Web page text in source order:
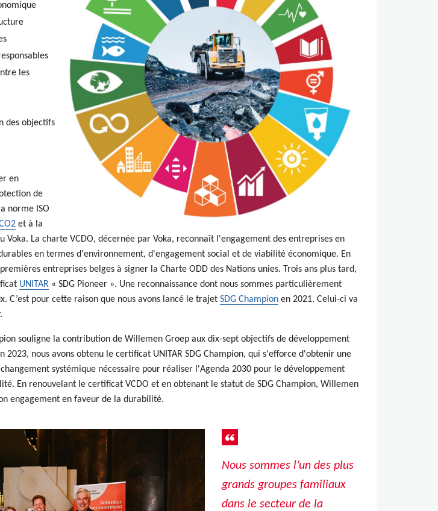
les
des objectifs
en
de
norme ISO
et à la
Voka. La charte VCDO, décernée par Voka, reconnaît l'engagement des entreprises en
en termes d'environnement, d'engagement social et de viabilité économique. En
entreprises belges à signer la Charte ODD des Nations unies. Trois ans plus tard,
UNITAR « SDG Pioneer ». Une reconnaissance dont nous sommes particulièrement
C’est pour cette raison que nous avons lancé le trajet SDG Champion en 2021. Celui-ci va
souligne la contribution de Willemen Groep aux dix-sept objectifs de développement
2023, nous avons obtenu le certificat UNITAR SDG Champion, qui s'efforce d'obtenir une
systémique nécessaire pour réaliser l'Agenda 2030 pour le développement
En renouvelant le certificat VCDO et en obtenant le statut de SDG Champion, Willemen
engagement en faveur de la durabilité.
Nous sommes l’un des plus
grands groupes familiaux
dans le secteur de la